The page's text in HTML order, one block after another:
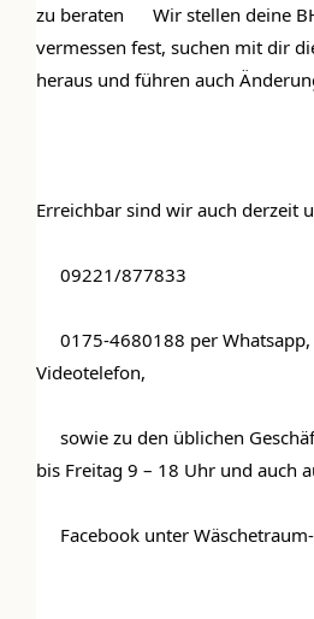
zu beraten
Wir stellen deine
vermessen fest, suchen mit dir
heraus und führen auch
Erreichbar sind wir auch derzeit
09221/877833
0175-4680188 per Whatsapp,
Videotelefon,
sowie zu den üblichen
bis Freitag 9 – 18 Uhr und auch
Facebook unter